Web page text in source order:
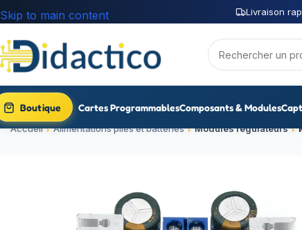
Livraison
Skip to main content
Boutique Cartes ProgrammablesComposants & Modules
Accueil Alimentations piles et batteries Modules régulateurs